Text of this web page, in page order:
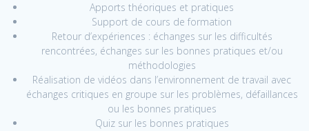
Apports théoriques et pratiques
Support de cours de formation
Retour d’expériences : échanges sur les difficultés
rencontrées, échanges sur les bonnes pratiques et/ou
méthodologies
Réalisation de vidéos dans l’environnement de travail avec
échanges critiques en groupe sur les problèmes, défaillances
ou les bonnes pratiques
Quiz sur les bonnes pratiques